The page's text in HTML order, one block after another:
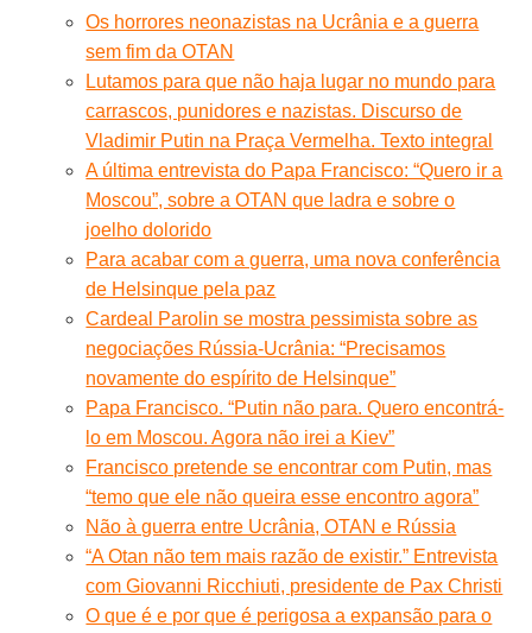
Os horrores neonazistas na Ucrânia e a guerra
sem fim da OTAN
Lutamos para que não haja lugar no mundo para
carrascos, punidores e nazistas. Discurso de
Vladimir Putin na Praça Vermelha. Texto integral
A última entrevista do Papa Francisco: “Quero ir a
Moscou”, sobre a OTAN que ladra e sobre o
joelho dolorido
Para acabar com a guerra, uma nova conferência
de Helsinque pela paz
Cardeal Parolin se mostra pessimista sobre as
negociações Rússia-Ucrânia: “Precisamos
novamente do espírito de Helsinque”
Papa Francisco. “Putin não para. Quero encontrá-
lo em Moscou. Agora não irei a Kiev”
Francisco pretende se encontrar com Putin, mas
“temo que ele não queira esse encontro agora”
Não à guerra entre Ucrânia, OTAN e Rússia
“A Otan não tem mais razão de existir.” Entrevista
com Giovanni Ricchiuti, presidente de Pax Christi
O que é e por que é perigosa a expansão para o